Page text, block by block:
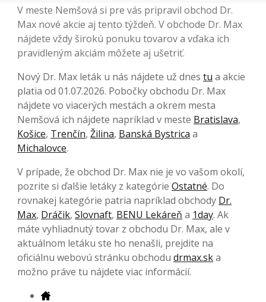
V meste Nemšová si pre vás pripravil obchod Dr.
Max nové akcie aj tento týždeň. V obchode Dr. Max
nájdete vždy širokú ponuku tovarov a vďaka ich
pravidleným akciám môžete aj ušetriť.
Nový Dr. Max leták u nás nájdete už dnes tu a akcie
platia od 01.07.2026. Pobočky obchodu Dr. Max
nájdete vo viacerých mestách a okrem mesta
Nemšová ich nájdete napríklad v meste Bratislava,
Košice, Trenčín, Žilina, Banská Bystrica a
Michalovce.
V prípade, že obchod Dr. Max nie je vo vašom okolí,
pozrite si ďalšie letáky z kategórie Ostatné. Do
rovnakej kategórie patria napríklad obchody Dr.
Max, Dráčik, Slovnaft, BENU Lekáreň a 1day. Ak
máte vyhliadnutý tovar z obchodu Dr. Max, ale v
aktuálnom letáku ste ho nenašli, prejdite na
oficiálnu webovú stránku obchodu drmax.ska
možno práve tu nájdete viac informácií.